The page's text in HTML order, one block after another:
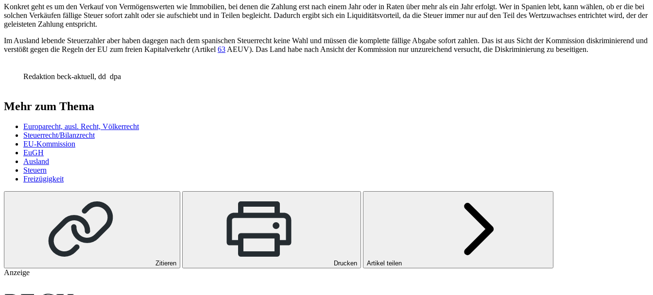
Konkret geht es um den Verkauf von Vermögenswerten wie Immobilien, bei denen die Zahlung erst nach einem Jahr oder in Raten über mehr als ein Jahr erfolgt. Wer in Spanien lebt, kann wählen, ob er die bei
solchen Verkäufen fällige Steuer sofort zahlt oder sie aufschiebt und in Teilen begleicht. Dadurch ergibt sich ein Liquiditätsvorteil, da die Steuer immer nur auf den Teil des Wertzuwachses entrichtet wird, der der
geleisteten Zahlung entspricht.
Im Ausland lebende Steuerzahler aber haben dagegen nach dem spanischen Steuerrecht keine Wahl und müssen die komplette fällige Abgabe sofort zahlen. Das ist aus Sicht der Kommission diskriminierend und
verstößt gegen die Regeln der EU zum freien Kapitalverkehr (Artikel 63 AEUV). Das Land habe nach Ansicht der Kommission nur unzureichend versucht, die Diskriminierung zu beseitigen.
Redaktion beck-aktuell, dd dpa
Mehr zum Thema
Europarecht, ausl. Recht, Völkerrecht
Steuerrecht/Bilanzrecht
EU-Kommission
EuGH
Ausland
Steuern
Freizügigkeit
Zitieren Drucken Artikel teilen
Anzeige